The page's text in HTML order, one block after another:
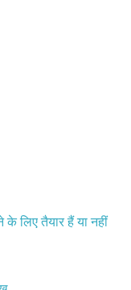
लिए तैयार हैं या नहीं